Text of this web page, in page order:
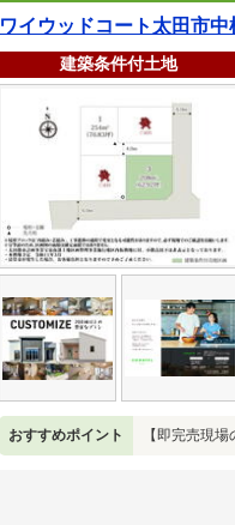
ワイウッドコート太田市中
建築条件付土地
おすすめポイント 【即完売現